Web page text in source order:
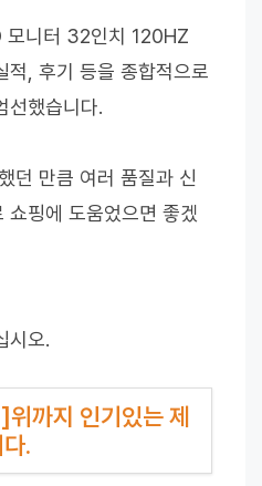
니터 32인치 120HZ
적, 후기 등을 종합적으로
선했습니다.
던 만큼 여러 품질과 신
쇼핑에 도움었으면 좋겠
시오.
까지 인기있는 제
.